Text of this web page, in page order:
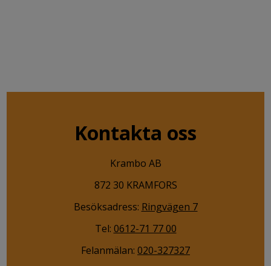
Kontakta oss
Krambo AB
872 30 KRAMFORS
Besöksadress: Ringvägen 7
Tel: 0612-71 77 00
Felanmälan: 020-327327